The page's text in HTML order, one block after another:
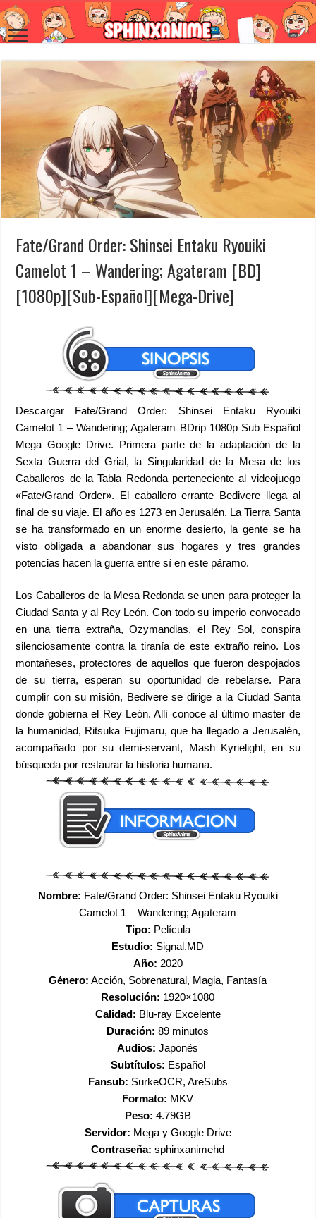
Fate/Grand Order: Shinsei Entaku Ryouiki
Camelot 1 – Wandering; Agateram [BD]
[1080p][Sub-Español][Mega-Drive]
Descargar Fate/Grand Order: Shinsei Entaku Ryouiki
Camelot 1 – Wandering; Agateram BDrip 1080p Sub Español
Mega Google Drive. Primera parte de la adaptación de la
Sexta Guerra del Grial, la Singularidad de la Mesa de los
Caballeros de la Tabla Redonda perteneciente al videojuego
«Fate/Grand Order». El caballero errante Bedivere llega al
final de su viaje. El año es 1273 en Jerusalén. La Tierra Santa
se ha transformado en un enorme desierto, la gente se ha
visto obligada a abandonar sus hogares y tres grandes
potencias hacen la guerra entre sí en este páramo.
Los Caballeros de la Mesa Redonda se unen para proteger la
Ciudad Santa y al Rey León. Con todo su imperio convocado
en una tierra extraña, Ozymandias, el Rey Sol, conspira
silenciosamente contra la tiranía de este extraño reino. Los
montañeses, protectores de aquellos que fueron despojados
de su tierra, esperan su oportunidad de rebelarse. Para
cumplir con su misión, Bedivere se dirige a la Ciudad Santa
donde gobierna el Rey León. Allí conoce al último master de
la humanidad, Ritsuka Fujimaru, que ha llegado a Jerusalén,
acompañado por su demi-servant, Mash Kyrielight, en su
búsqueda por restaurar la historia humana.
Nombre: Fate/Grand Order: Shinsei Entaku Ryouiki
Camelot 1 – Wandering; Agateram
Tipo: Película
Estudio: Signal.MD
Año: 2020
Género: Acción, Sobrenatural, Magia, Fantasía
Resolución: 1920×1080
Calidad: Blu-ray Excelente
Duración: 89 minutos
Audios:Japonés
Subtítulos: Español
Fansub: SurkeOCR, AreSubs
Formato: MKV
Peso: 4.79GB
Servidor: Mega y Google Drive
Contraseña:sphinxanimehd